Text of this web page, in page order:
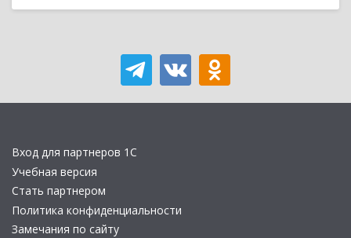
Вход для партнеров 1С
Учебная версия
Стать партнером
Политика конфиденциальности
Замечания по сайту